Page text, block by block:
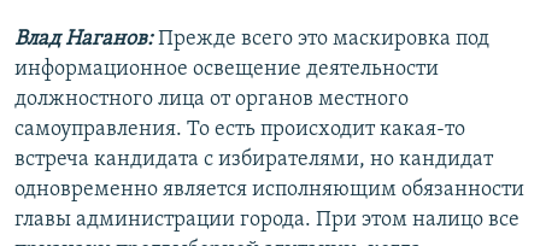
Влад Наганов:Прежде всего это маскировка под
информационное освещение деятельности
должностного лица от органов местного
самоуправления. То есть происходит какая-то
встреча кандидата с избирателями, но кандидат
одновременно является исполняющим обязанности
главы администрации города. При этом налицо все